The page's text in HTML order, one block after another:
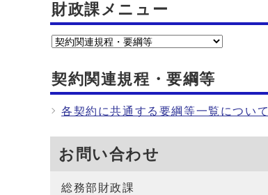
財政課メニュー
契約関連規程・要綱等
各契約に共通する要綱等一覧について
お問い合わせ
総務部財政課